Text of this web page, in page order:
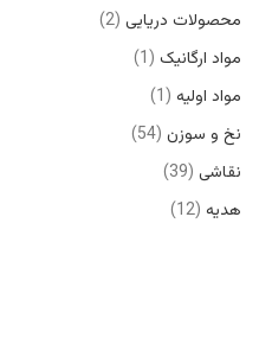
محصولات دریایی 2
مواد ارگانیک 1
مواد اولیه 1
نخ و سوزن 54
نقاشی 39
هدیه 12